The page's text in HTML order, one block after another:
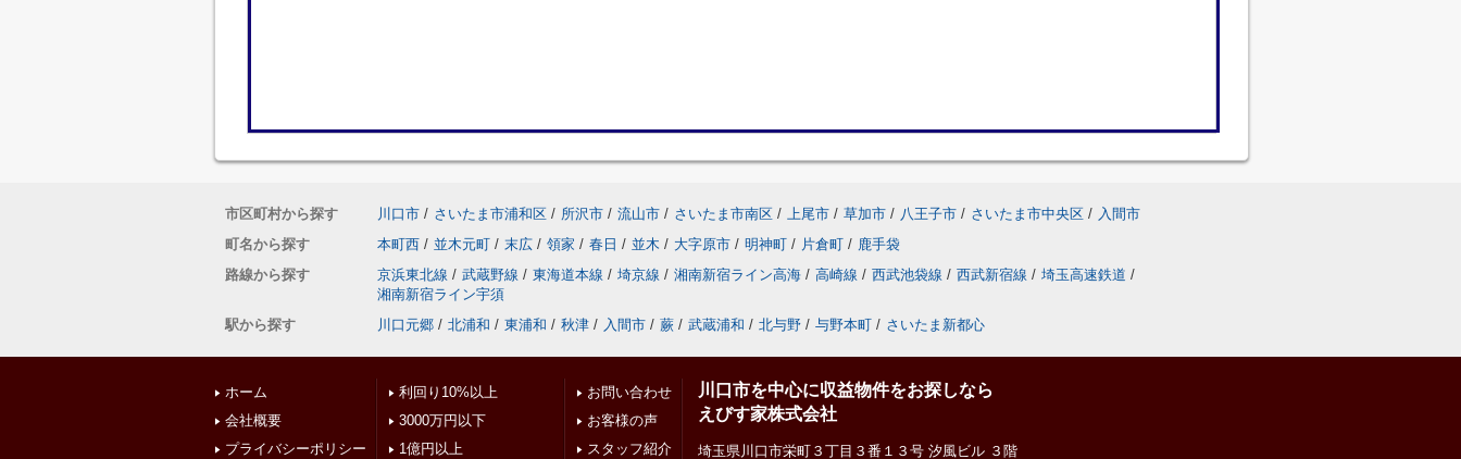
市区町村から探す 川口市 / さいたま市浦和区 / 所沢市 / 流山市 / さいたま市南区 / 上尾市 / 草加市 / 八王子市 / さいたま市中央区 / 入間市
町名から探す
本町西 / 並木元町 / 末広 / 領家 / 春日 / 並木 / 大字原市 / 明神町 / 片倉町 / 鹿手袋
路線から探す
京浜東北線 / 武蔵野線 / 東海道本線 / 埼京線 / 湘南新宿ライン高海 / 高崎線 / 西武池袋線 / 西武新宿線 / 埼玉高速鉄道 /
湘南新宿ライン宇須
駅から探す
川口元郷 / 北浦和 / 東浦和 / 秋津 / 入間市 / 蕨 / 武蔵浦和 / 北与野 / 与野本町 / さいたま新都心
ホーム
会社概要
プライバシーポリシー
利回り10%以上
3000万円以下
1億円以上
お問い合わせ
お客様の声
スタッフ紹介
川口市を中心に収益物件をお探しなら
えびす家株式会社
埼玉県川口市栄町３丁目３番１３号 汐風ビル ３階